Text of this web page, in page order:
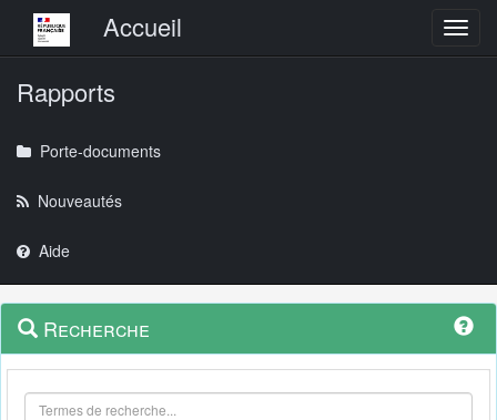
Menu principalAccueil
Rapports
Porte-documents
Nouveautés
Aide
Navigation
outils
Menu
contextuel
Recherche